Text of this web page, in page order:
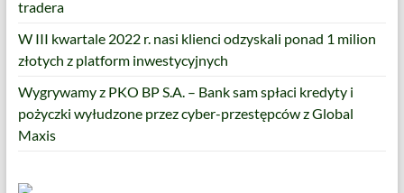
tradera
W III kwartale 2022 r. nasi klienci odzyskali ponad 1 milion
złotych z platform inwestycyjnych
Wygrywamy z PKO BP S.A. – Bank sam spłaci kredyty i
pożyczki wyłudzone przez cyber-przestępców z Global
Maxis